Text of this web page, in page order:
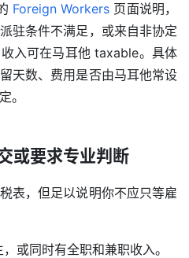
Foreign Workers 页面说明，
驻条件不满足，或来自非协定
入可在马耳他 taxable。具体
天数、费用是否由马耳他常设
。
或要求专业判断
表，但足以说明你不应只等雇
或同时有全职和兼职收入。